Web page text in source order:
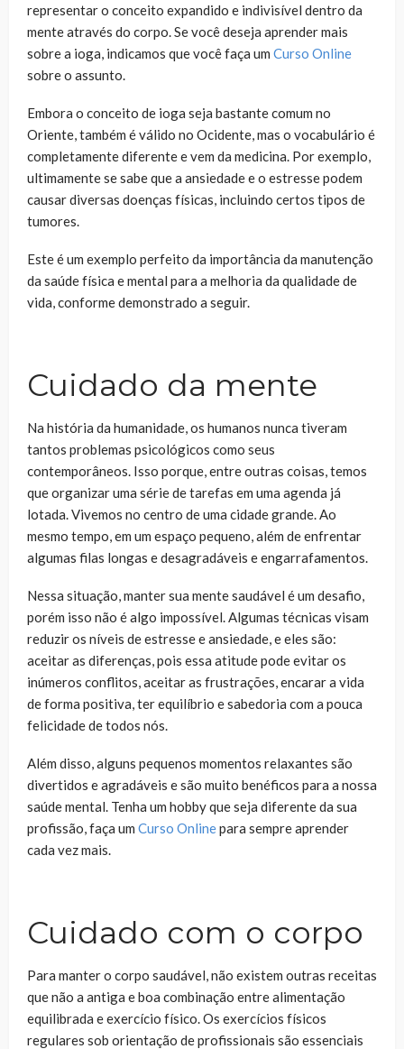
representar o conceito expandido e indivisível dentro da
mente através do corpo. Se você deseja aprender mais
sobre a ioga, indicamos que você faça um Curso Online
sobre o assunto.
Embora o conceito de ioga seja bastante comum no
Oriente, também é válido no Ocidente, mas o vocabulário é
completamente diferente e vem da medicina. Por exemplo,
ultimamente se sabe que a ansiedade e o estresse podem
causar diversas doenças físicas, incluindo certos tipos de
tumores.
Este é um exemplo perfeito da importância da manutenção
da saúde física e mental para a melhoria da qualidade de
vida, conforme demonstrado a seguir.
Cuidado da mente
Na história da humanidade, os humanos nunca tiveram
tantos problemas psicológicos como seus
contemporâneos. Isso porque, entre outras coisas, temos
que organizar uma série de tarefas em uma agenda já
lotada. Vivemos no centro de uma cidade grande. Ao
mesmo tempo, em um espaço pequeno, além de enfrentar
algumas filas longas e desagradáveis e engarrafamentos.
Nessa situação, manter sua mente saudável é um desafio,
porém isso não é algo impossível. Algumas técnicas visam
reduzir os níveis de estresse e ansiedade, e eles são:
aceitar as diferenças, pois essa atitude pode evitar os
inúmeros conflitos, aceitar as frustrações, encarar a vida
de forma positiva, ter equilíbrio e sabedoria com a pouca
felicidade de todos nós.
Além disso, alguns pequenos momentos relaxantes são
divertidos e agradáveis ​​e são muito benéficos para a nossa
saúde mental. Tenha um hobby que seja diferente da sua
profissão, faça um Curso Onlinepara sempre aprender
cada vez mais.
Cuidado com o corpo
Para manter o corpo saudável, não existem outras receitas
que não a antiga e boa combinação entre alimentação
equilibrada e exercício físico. Os exercícios físicos
regulares sob orientação de profissionais são essenciais